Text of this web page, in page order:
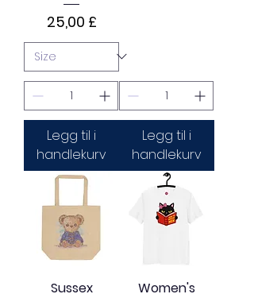
Pris
25,00 £
Legg til i
handlekurv
Legg til i
handlekurv
Sussex
Women's